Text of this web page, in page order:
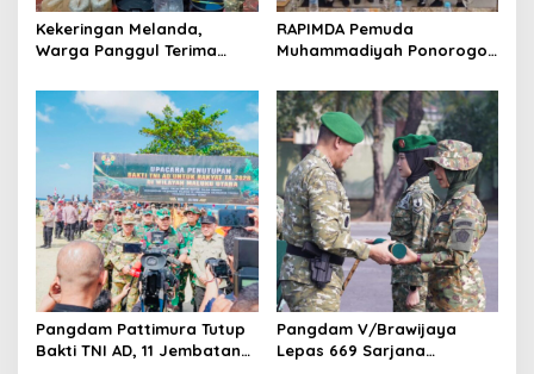
Kekeringan Melanda,
Warga Panggul Terima
RAPIMDA Pemuda
Muhammadiyah Ponorogo
Kebangsaan Berbasis
Integritas
Pangdam Pattimura Tutup
Bakti TNI AD, 11 Jembatan
Pangdam V/Brawijaya
Lepas 669 Sarjana